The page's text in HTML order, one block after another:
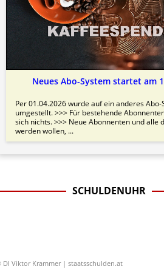
Neues Abo-System startet am
Per 01.04.2026 wurde auf ein anderes Abo-
umgestellt. >>> Für bestehende
sich nichts. >>> Neue Abonnenten und alle
werden wollen, ...
SCHULDENUHR
DI Viktor Krammer | staatsschulden.at